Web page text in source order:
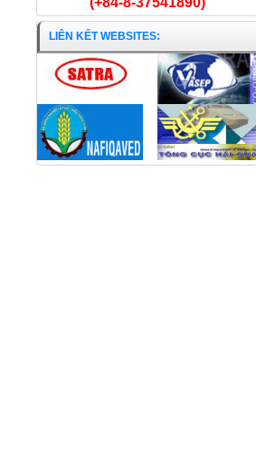
LIÊN KẾT WEBSITES: